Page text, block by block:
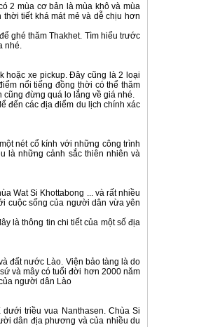
2 mùa cơ bản là mùa khô và mùa
tiết khá mát mẻ và dễ chịu hơn
ghé thăm Thakhet. Tìm hiểu trước
nhé.
hoặc xe pickup. Đây cũng là 2 loại
nổi tiếng đồng thời có thể thăm
đừng quá lo lắng về giá nhé.
đến các địa điểm du lịch chính xác
nét cổ kính với những công trình
là những cảnh sắc thiên nhiên và
Wat Si Khottabong ... và rất nhiều
cuộc sống của người dân vừa yên
là thông tin chi tiết của một số địa
đất nước Lào. Viện bảo tàng là do
và mây có tuổi đời hơn 2000 năm
người dân Lào
triều vua Nanthasen. Chùa Si
dân địa phương và của nhiều du